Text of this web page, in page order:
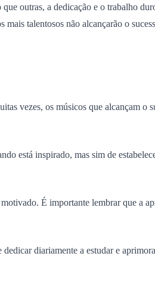
outras, a dedicação e o trabalho
talentosos não alcançarão o
vezes, os músicos que alcançam o
está inspirado, mas sim de
É importante lembrar que a
diariamente a estudar e